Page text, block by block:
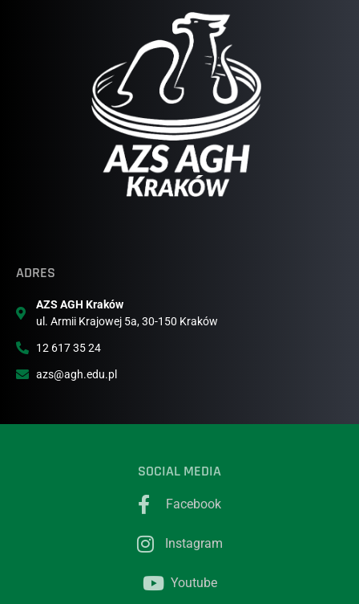
ADRES
AZS AGH Kraków
ul. Armii Krajowej 5a, 30-150 Kraków
12 617 35 24
azs@agh.edu.pl
SOCIAL MEDIA
Facebook
Instagram
Youtube